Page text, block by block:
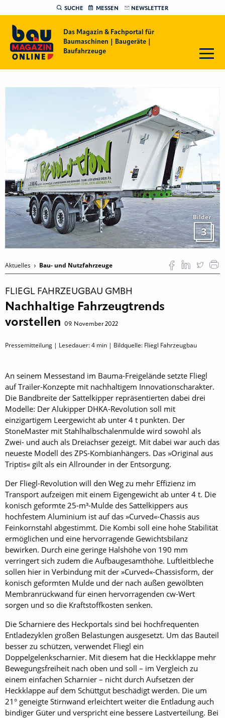
SUCHE MESSEN NEWSLETTER
Das Magazin & Fachportal für
Baumaschinen | Baugeräte |
Baufahrzeuge
Bilder
3
Aktuelles Bau- und Nutzfahrzeuge
FLIEGL FAHRZEUGBAU GMBH
Nachhaltige Fahrzeugtrends
vorstellen
09. November 2022
Pressemitteilung | Lesedauer:4 min | Bildquelle: Fliegl Fahrzeugbau
An seinem Messestand im Bauma-Freigelände setzte Fliegl
auf Trailer-Konzepte mit nachhaltigem Innovationscharakter.
Die Bandbreite der Sattelkipper repräsentierten dabei drei
Modelle: Der Alukipper DHKA-Revolution soll mit
einzigartigem Leergewicht ab unter 4 t punkten. Der
StoneMaster mit Stahlhalbschalenmulde wird sowohl als
Zwei- und auch als Dreiachser gezeigt. Mit dabei war auch das
neueste Modell des ZPS-Kombianhängers. Das »Original aus
Triptis« gilt als ein Allrounder in der Entsorgung.
Der Fliegl-Revolution will den Weg zu mehr Effizienz im
Transport aufzeigen mit einem Eigengewicht ab unter 4 t. Die
konisch geformte 25-m³-Mulde des Sattelkippers aus
hochfestem Aluminium ist auf das »Curved«-Chassis aus
Feinkornstahl abgestimmt. Die Kombi soll eine hohe Stabilität
ermöglichen und eine hervorragende Gewichtsbilanz
bewirken. Durch eine geringe Halshöhe von 190 mm
verringert sich zudem die Aufbaugesamthöhe. Luftleitbleche
sollen hier in Verbindung mit der »Curved«-Chassisform, der
konisch geformten Mulde und der nach außen gewölbten
Membranrückwand für einen hervorragenden cw-Wert
sorgen und so die Kraftstoffkosten senken.
Die Scharniere des Heckportals sind bei hochfrequenten
Entladezyklen großen Belastungen ausgesetzt. Um das Bauteil
besser zu schützen, verwendet Fliegl ein
Doppelgelenkscharnier. Mit diesem hat die Heckklappe mehr
Bewegungsfreiheit nach oben und soll – im Vergleich zu
einem einfachen Scharnier – nicht durch Aufsetzen der
Heckklappe auf dem Schüttgut beschädigt werden. Die um
21° geneigte Stirnwand erleichtert weiter die Entladung auch
bindiger Güter und verspricht eine bessere Lastverteilung. Bei